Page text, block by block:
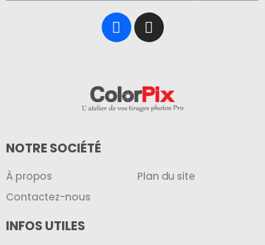
NOTRE SOCIÉTÉ
À propos
Contactez-nous
Plan du site
INFOS UTILES